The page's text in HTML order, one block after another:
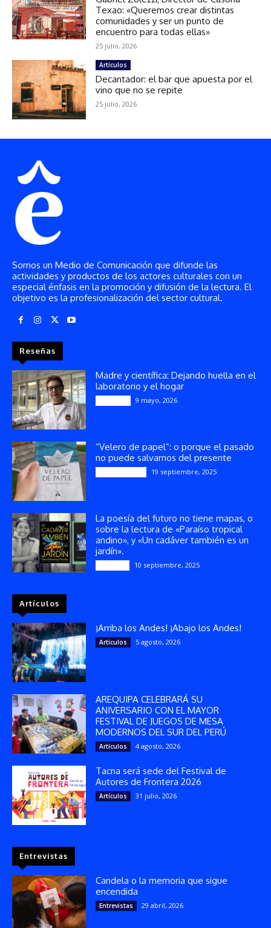
Somos un Medio de Comunicación que difunde las
actividades y productos de los actores culturales con un
especial énfasis en la promoción y difusión de la lectura. El
objetivo es la profesionalización del sector cultural.
Reseñas
Madre y científica: Dejando huella en el
laboratorio y el hogar
9 mayo, 2026
“Velero de papel”: o porque el pasado
no puede salvarnos del presente
19 septiembre, 2025
La poesía del futuro no tiene mapas, o
sobre la lectura de «Paraíso tropical
andino», y «Un cadáver también es un
jardín».
10 septiembre, 2025
Artículos
¡Arriba los Andes! ¡Abajo los Andes!
Artículos 5 agosto, 2026
AREQUIPA CELEBRARÁ SU
ANIVERSARIO CON EL MAYOR
FESTIVAL DE JUEGOS DE MESA
MODERNOS DEL SUR DEL PERÚ
Artículos 4 agosto, 2026
Tacna será sede del Festival de
Autores de Frontera 2026
Artículos 31 julio, 2026
Entrevistas
Candela o la memoria que sigue
encendida
Entrevistas 29 abril, 2026